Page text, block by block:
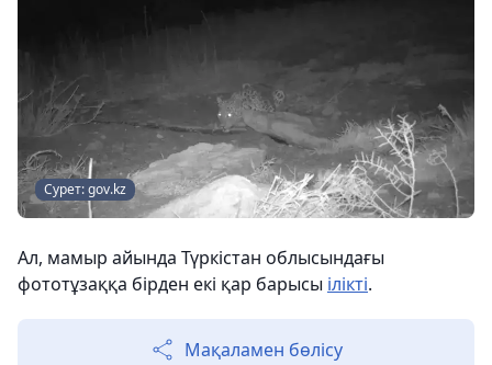
Сурет: gov.kz
Ал, мамыр айында Түркістан облысындағы
фототұзаққа бірден екі қар барысы ілікті.
Мақаламен бөлісу